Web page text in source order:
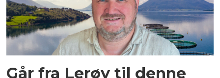
Går fra Lerøy til denne